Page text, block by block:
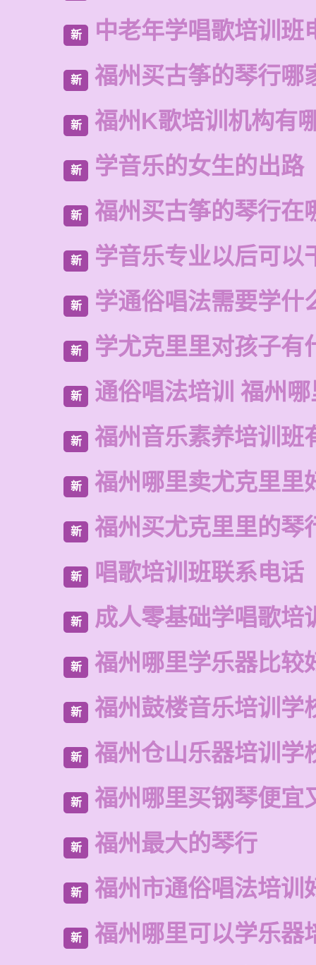
新 中老年学唱歌培训班
新 福州买古筝的琴行哪
新 福州K歌培训机构有
新 学音乐的女生的出路
新 福州买古筝的琴行在
新 学音乐专业以后可以
新 学通俗唱法需要学什
新 学尤克里里对孩子有
新 通俗唱法培训 福州
新 福州音乐素养培训班
新 福州哪里卖尤克里里
新 福州买尤克里里的琴
新 唱歌培训班联系电话
新 成人零基础学唱歌培
新 福州哪里学乐器比较
新 福州鼓楼音乐培训学
新 福州仓山乐器培训学
新 福州哪里买钢琴便宜
新 福州最大的琴行
新 福州市通俗唱法培训
新 福州哪里可以学乐器